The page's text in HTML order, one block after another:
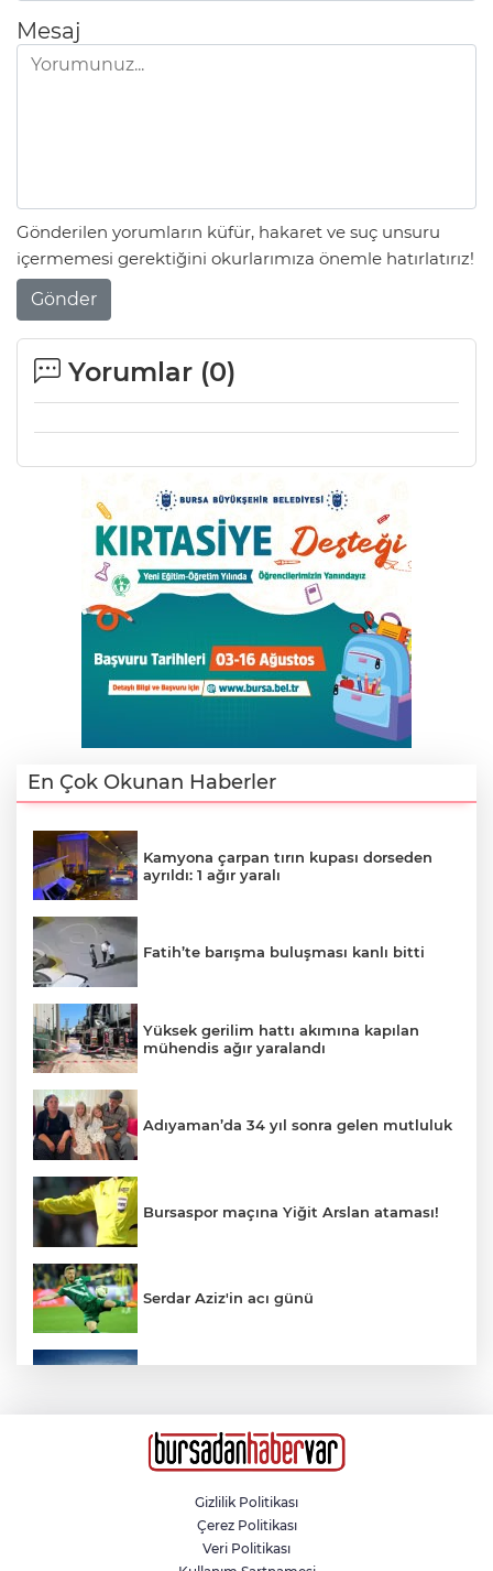
Mesaj
Gönderilen yorumların küfür, hakaret ve suç unsuru
içermemesi gerektiğini okurlarımıza önemle hatırlatırız!
Gönder
Yorumlar (0)
En Çok Okunan Haberler
Kamyona çarpan tırın kupası dorseden
ayrıldı: 1 ağır yaralı
Fatih’te barışma buluşması kanlı bitti
Yüksek gerilim hattı akımına kapılan
mühendis ağır yaralandı
Adıyaman’da 34 yıl sonra gelen mutluluk
Bursaspor maçına Yiğit Arslan ataması!
Serdar Aziz'in acı günü
Mudanya’da plajlar ful çekiyor
ESTETİKTE YENİ AKIM: KIRIŞIKLIK
GELMEDEN ÖNLEM
Gizlilik Politikası
Çerez Politikası
Veri Politikası